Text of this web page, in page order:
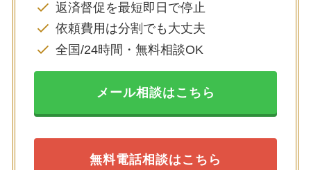
返済督促を最短即日で停止
依頼費用は分割でも大丈夫
全国/24時間・無料相談OK
メール相談はこちら
無料電話相談はこちら